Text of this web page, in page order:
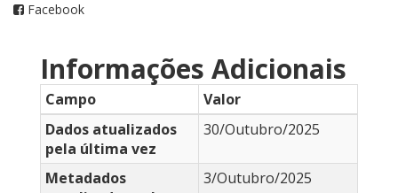
Facebook
Informações Adicionais
Campo
Valor
Dados atualizados
pela última vez
30/Outubro/2025
Metadados
3/Outubro/2025